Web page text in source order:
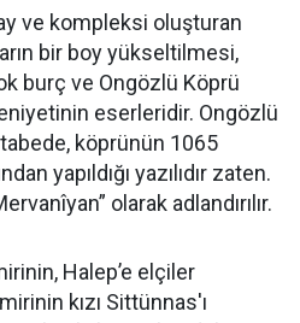
ve kompleksi oluşturan
bir boy yükseltilmesi,
burç ve Ongözlü Köprü
eserleridir. Ongözlü
köprünün 1065
yapıldığı yazılıdır zaten.
olarak adlandırılır.
Halep’e elçiler
kızı Sittünnas'ı